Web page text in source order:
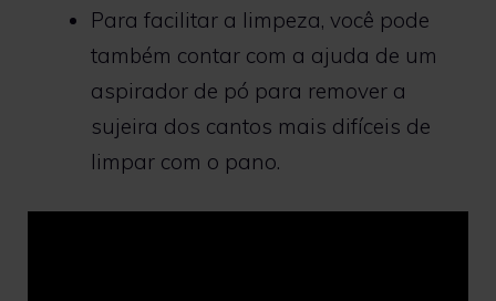
Para facilitar a limpeza, você pode
também contar com a ajuda de um
aspirador de pó para remover a
sujeira dos cantos mais difíceis de
limpar com o pano.